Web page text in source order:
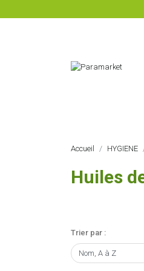
Accueil HYGIENE
Huiles
Trier par :